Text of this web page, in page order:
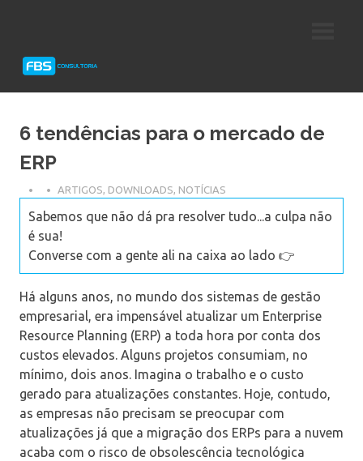
Protheus
6 tendências para o mercado de
ERP
ARTIGOS, DOWNLOADS, NOTÍCIAS
Sabemos que não dá pra resolver tudo...a culpa não
é sua!
Converse com a gente ali na caixa ao lado 👉
Há alguns anos, no mundo dos sistemas de gestão
empresarial, era impensável atualizar um Enterprise
Resource Planning (ERP) a toda hora por conta dos
custos elevados. Alguns projetos consumiam, no
mínimo, dois anos. Imagina o trabalho e o custo
gerado para atualizações constantes. Hoje, contudo,
as empresas não precisam se preocupar com
atualizações já que a migração dos ERPs para a nuvem
acaba com o risco de obsolescência tecnológica